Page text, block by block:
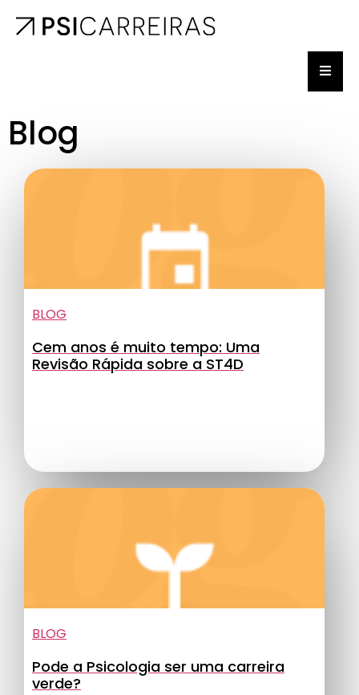
Blog
BLOG
Cem anos é muito tempo: Uma
Revisão Rápida sobre a ST4D
BLOG
Pode a Psicologia ser uma carreira
verde?